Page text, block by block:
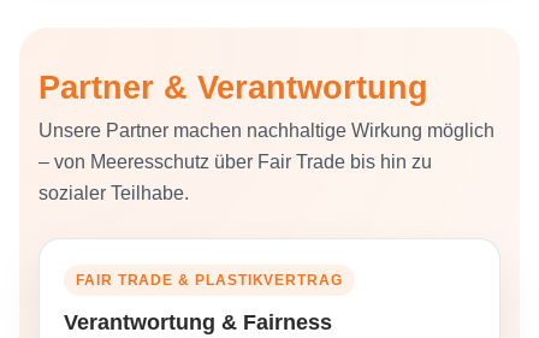
Partner & Verantwortung
Unsere Partner machen nachhaltige Wirkung möglich
– von Meeresschutz über Fair Trade bis hin zu
sozialer Teilhabe.
FAIR TRADE & PLASTIKVERTRAG
Verantwortung & Fairness